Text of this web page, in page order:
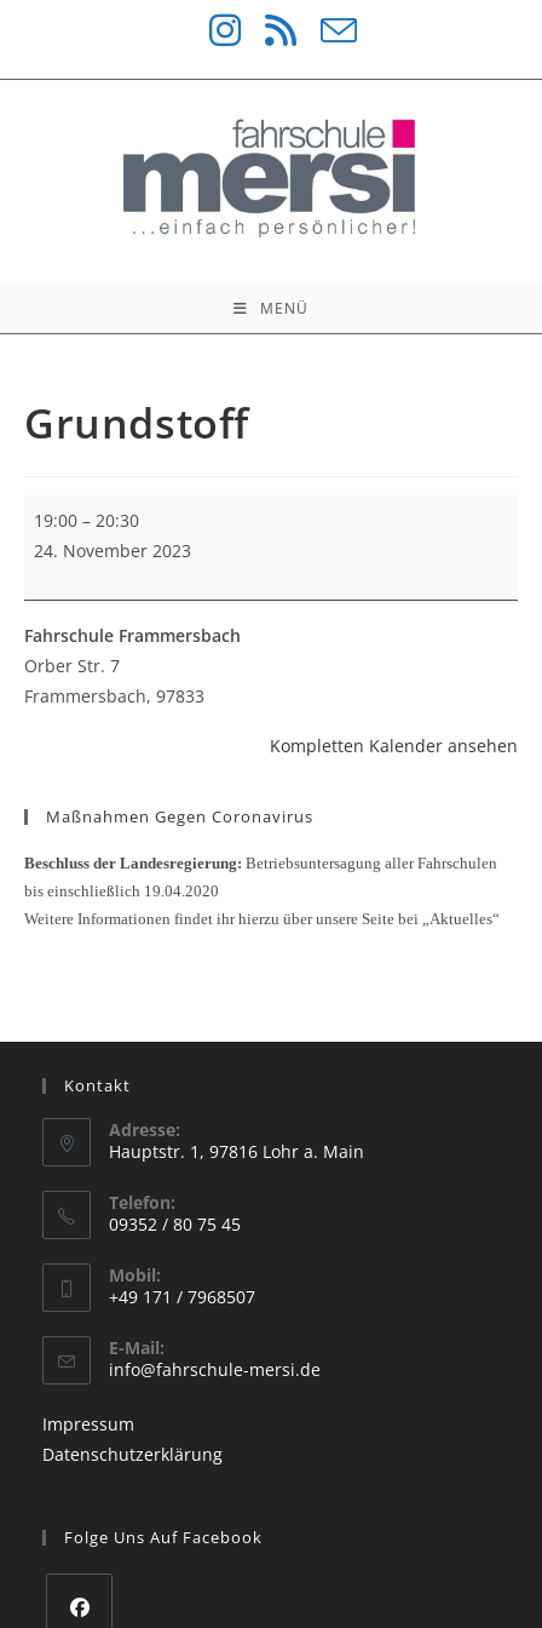
springen
MENÜ
Grundstoff
19:00 – 20:30
24. November 2023
Fahrschule Frammersbach
Orber Str. 7
Frammersbach, 97833
Kompletten Kalender ansehen
Maßnahmen Gegen Coronavirus
Beschluss der Landesregierung: Betriebsuntersagung aller Fahrschulen
bis einschließlich 19.04.2020
Weitere Informationen findet ihr hierzu über unsere Seite bei „Aktuelles“
Kontakt
Adresse:
Hauptstr. 1, 97816 Lohr a. Main
in
a
new
tab
Telefon:
09352 / 80 75 45
in
your
application
Mobil:
+49 171 / 7968507
in
your
E-Mail:
info@fahrschule-mersi.deOpens
Impressum
Datenschutzerklärung
Folge Uns Auf Facebook